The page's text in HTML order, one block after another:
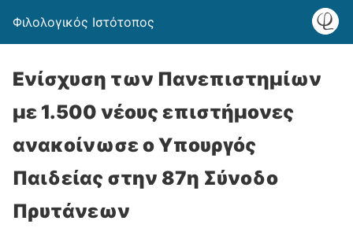
Φιλολογικός Ιστότοπος
Ενίσχυση των Πανεπιστημίων
με 1.500 νέους επιστήμονες
ανακοίνωσε ο Υπουργός
Παιδείας στην 87η Σύνοδο
Πρυτάνεων